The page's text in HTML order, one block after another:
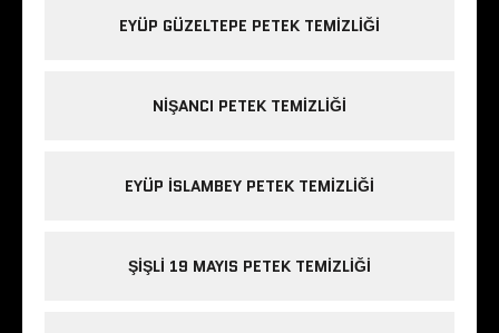
EYÜP GÜZELTEPE PETEK TEMIZLIĞI
NIŞANCI PETEK TEMIZLIĞI
EYÜP ISLAMBEY PETEK TEMIZLIĞI
ŞIŞLI 19 MAYIS PETEK TEMIZLIĞI